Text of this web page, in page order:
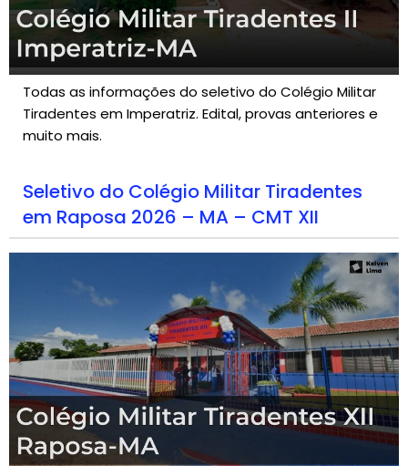
Todas as informações do seletivo do Colégio Militar
Tiradentes em Imperatriz. Edital, provas anteriores e
muito mais.
Seletivo do Colégio Militar Tiradentes
em Raposa 2026 – MA – CMT XII